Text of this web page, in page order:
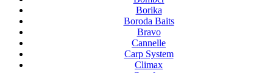
Borika
Boroda Baits
Bravo
Cannelle
Carp System
Climax